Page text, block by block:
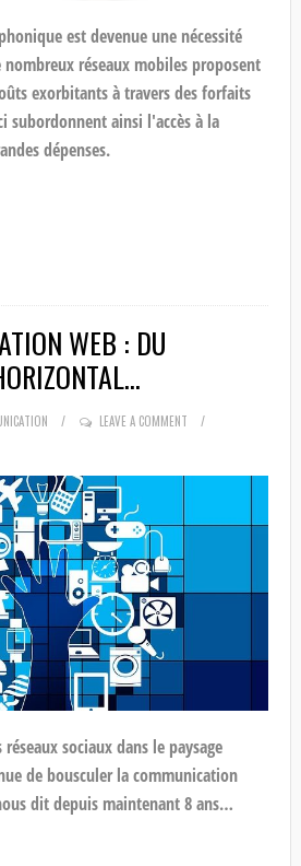
est devenue une nécessité
réseaux mobiles proposent
exorbitants à travers des forfaits
subordonnent ainsi l'accès à la
dépenses.
WEB : DU
LEAVE A COMMENT
réseaux sociaux dans le paysage
de bousculer la communication
dit depuis maintenant 8 ans…